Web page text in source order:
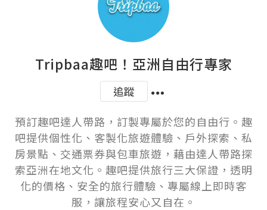
Tripbaa趣吧！亞洲自由行專家
追蹤
預訂趣吧達人帶路，訂製專屬於您的自由行。趣
吧提供個性化、客製化旅遊體驗、戶外探索、私
房景點、交通票券與包車旅遊，藉由達人帶路探
索亞洲在地文化。趣吧提供旅行三大保證，透明
化的價格、安全的旅行體驗、專屬線上即時客
服，讓旅程安心又自在。